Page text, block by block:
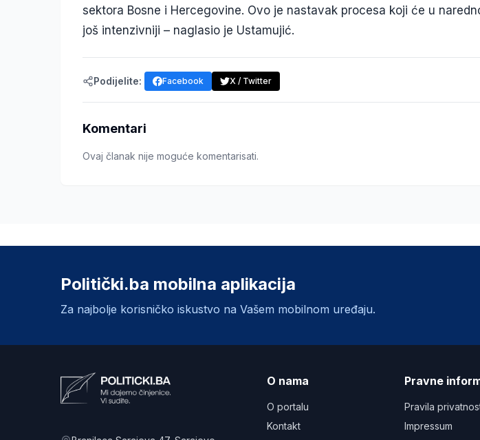
sektora Bosne i Hercegovine. Ovo je nastavak procesa koji će u
još intenzivniji – naglasio je Ustamujić.
Podijelite: Facebook X / Twitter
Komentari
Ovaj članak nije moguće komentarisati.
Politički.ba mobilna aplikacija
Za najbolje korisničko iskustvo na Vašem mobilnom uređaju.
O nama
O portalu
Kontakt
Pravne
Pravila
Impressum